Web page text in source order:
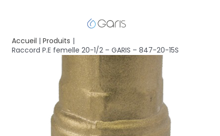
Accueil
Produits
Raccord P.E femelle 20-1/2 – GARIS – 847-20-15S